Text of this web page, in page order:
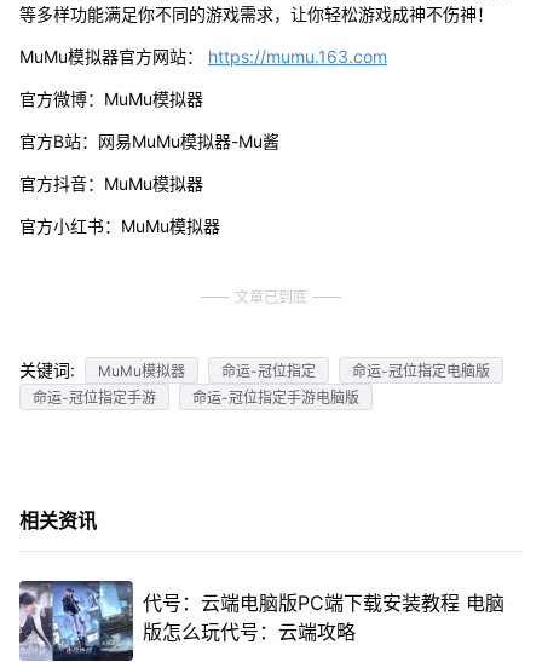
等多样功能满足你不同的游戏需求，让你轻松游戏成神不伤神！
MuMu模拟器官方网站： https://mumu.163.com
官方微博：MuMu模拟器
官方B站：网易MuMu模拟器-Mu酱
官方抖音：MuMu模拟器
官方小红书：MuMu模拟器
文章已到底
关键词: MuMu模拟器 命运-冠位指定
命运-冠位指定电脑版
命运-冠位指定手游
命运-冠位指定手游电脑版
相关资讯
代号：云端电脑版PC端下载安装教程 电脑
版怎么玩代号：云端攻略